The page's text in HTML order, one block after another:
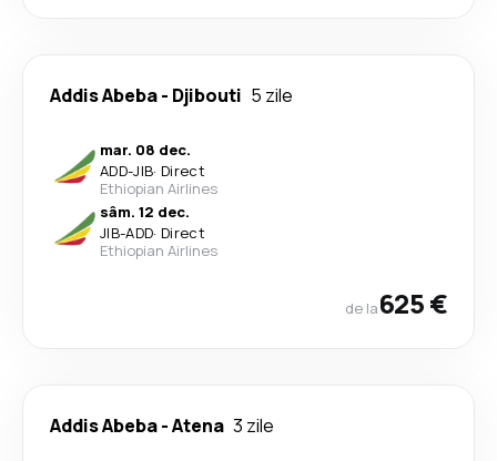
Addis Abeba- Djibouti 5 zile
mar. 08 dec.
ADD-JIB· Direct
Ethiopian Airlines
sâm. 12 dec.
JIB-ADD· Direct
Ethiopian Airlines
de la625 €
Addis Abeba-Atena 3 zile